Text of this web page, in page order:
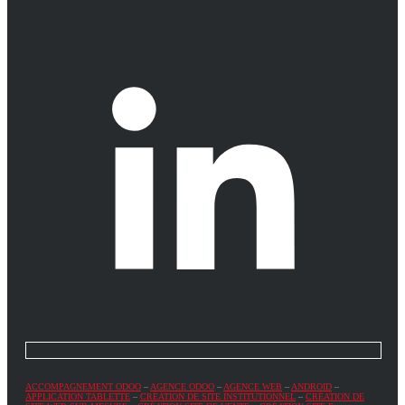
ACCOMPAGNEMENT ODOO – AGENCE ODOO – AGENCE WEB – ANDROID –
APPLICATION TABLETTE – CRÉATION DE SITE INSTITUTIONNEL – CRÉATION DE